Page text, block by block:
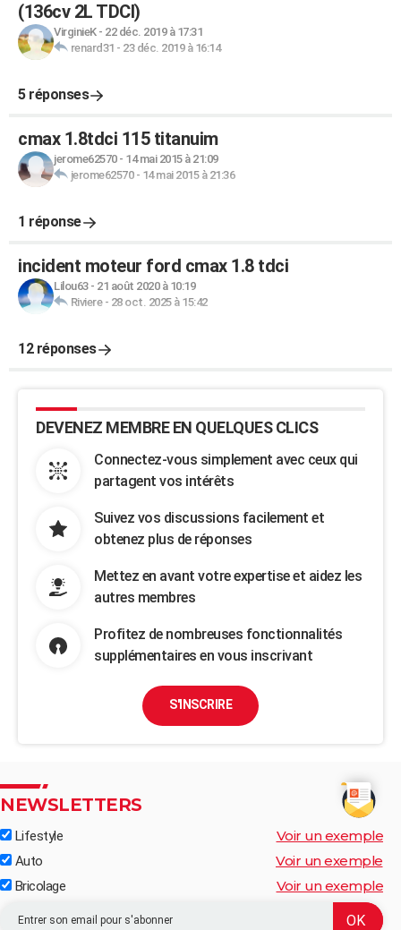
(136cv 2L TDCI)
VirginieK- 22 déc. 2019 à 17:31
renard31 - 23 déc. 2019 à 16:14
5 réponses
cmax 1.8tdci 115 titanuim
jerome62570- 14 mai 2015 à 21:09
jerome62570- 14 mai 2015 à 21:36
1 réponse
incident moteur ford cmax 1.8 tdci
Lilou63- 21 août 2020 à 10:19
Riviere- 28 oct. 2025 à 15:42
12 réponses
DEVENEZ MEMBRE EN QUELQUES CLICS
Connectez-vous simplement avec ceux qui
partagent vos intérêts
Suivez vos discussions facilement et
obtenez plus de réponses
Mettez en avant votre expertise et aidez les
autres membres
Profitez de nombreuses fonctionnalités
supplémentaires en vous inscrivant
S'INSCRIRE
NEWSLETTERS
Lifestyle Voir un exemple
Auto Voir un exemple
Bricolage Voir un exemple